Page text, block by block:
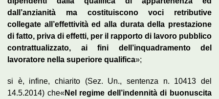
dall’anzianità ma costituiscono voci retributive
collegate all’effettività ed alla durata della prestazione
di fatto, priva di effetti, per il rapporto di lavoro pubblico
contrattualizzato, ai fini dell’inquadramento del
lavoratore nella superiore qualifica»;
si è, infine, chiarito (Sez. Un., sentenza n. 10413 del
14.5.2014) che«Nel regime dell’indennità di buonuscita